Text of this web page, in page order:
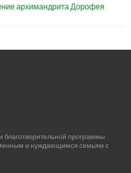
архимандрита Дорофея
программы
и нуждающимся семьям с